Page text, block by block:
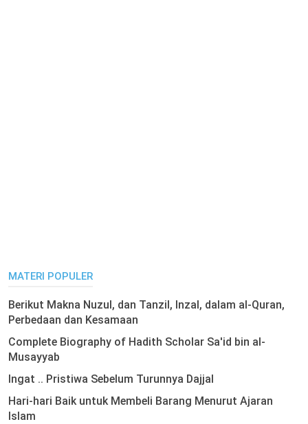
MATERI POPULER
Berikut Makna Nuzul, dan Tanzil, Inzal, dalam al-Quran,
Perbedaan dan Kesamaan
Complete Biography of Hadith Scholar Sa'id bin al-
Musayyab
Ingat .. Pristiwa Sebelum Turunnya Dajjal
Hari-hari Baik untuk Membeli Barang Menurut Ajaran
Islam